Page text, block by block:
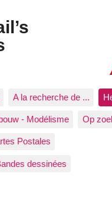
A la recherche de ...
- Modélisme Op
Postales
dessinées